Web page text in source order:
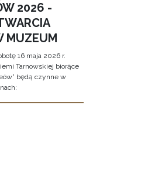
2026 -
MUZEUM
16 maja 2026 r.
Tarnowskiej biorące
będą czynne w